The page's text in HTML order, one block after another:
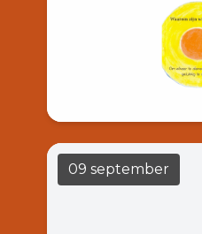
Barend Hol, schilder,
schrijver. Waarom zijn
leven? & Hoe nu
09 september